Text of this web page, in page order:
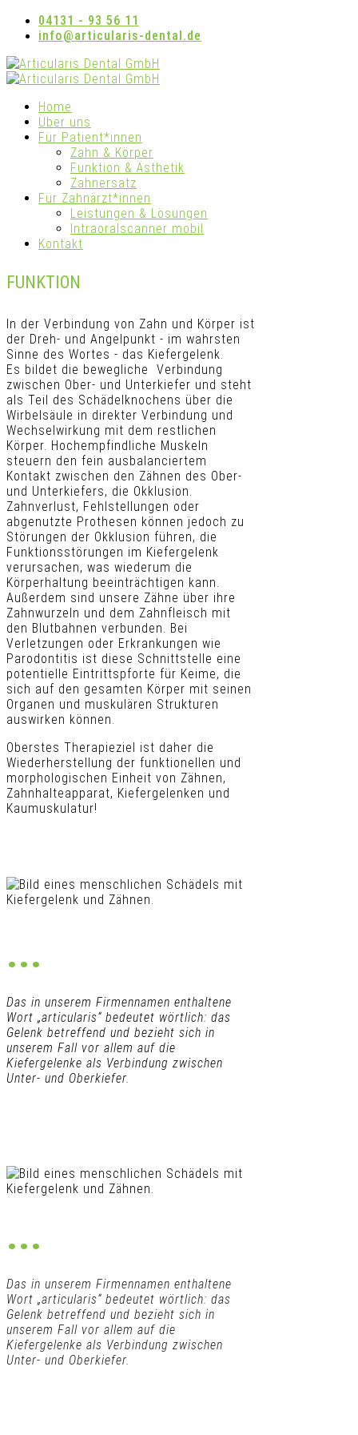
04131 - 93 56 11
info@articularis-dental.de
Home
Über uns
Für Patient*innen
Zahn & Körper
Funktion & Ästhetik
Zahnersatz
Für Zahnärzt*innen
Leistungen & Lösungen
Intraoralscanner mobil
Kontakt
FUNKTION
In der Verbindung von Zahn und Körper ist
der Dreh- und Angelpunkt - im wahrsten
Sinne des Wortes - das Kiefergelenk.
Es bildet die bewegliche Verbindung
zwischen Ober- und Unterkiefer und steht
als Teil des Schädelknochens über die
Wirbelsäule in direkter Verbindung und
Wechselwirkung mit dem restlichen
Körper. Hochempfindliche Muskeln
steuern den fein ausbalanciertem
Kontakt zwischen den Zähnen des Ober-
und Unterkiefers, die Okklusion.
Zahnverlust, Fehlstellungen oder
abgenutzte Prothesen können jedoch zu
Störungen der Okklusion führen, die
Funktionsstörungen im Kiefergelenk
verursachen, was wiederum die
Körperhaltung beeinträchtigen kann.
Außerdem sind unsere Zähne über ihre
Zahnwurzeln und dem Zahnfleisch mit
den Blutbahnen verbunden. Bei
Verletzungen oder Erkrankungen wie
Parodontitis ist diese Schnittstelle eine
potentielle Eintrittspforte für Keime, die
sich auf den gesamten Körper mit seinen
Organen und muskulären Strukturen
auswirken können.
Oberstes Therapieziel ist daher die
Wiederherstellung der funktionellen und
morphologischen Einheit von Zähnen,
Zahnhalteapparat, Kiefergelenken und
Kaumuskulatur!
...
Das in unserem Firmennamen enthaltene
Wort „articularis“ bedeutet wörtlich: das
Gelenk betreffend und bezieht sich in
unserem Fall vor allem auf die
Kiefergelenke als Verbindung zwischen
Unter- und Oberkiefer.
...
Das in unserem Firmennamen enthaltene
Wort „articularis“ bedeutet wörtlich: das
Gelenk betreffend und bezieht sich in
unserem Fall vor allem auf die
Kiefergelenke als Verbindung zwischen
Unter- und Oberkiefer.